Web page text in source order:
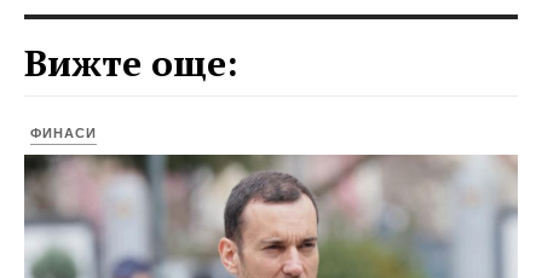
Вижте още:
ФИНАСИ